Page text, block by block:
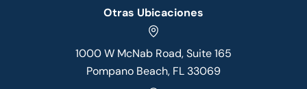
Otras Ubicaciones
1000 W McNab Road, Suite 165
Pompano Beach, FL 33069